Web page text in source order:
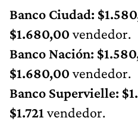
Banco Ciudad:
$1.680,00 vendedor.
Banco Nación:
$1.680,00 vendedor.
Banco Supervielle:
$1.721 vendedor.